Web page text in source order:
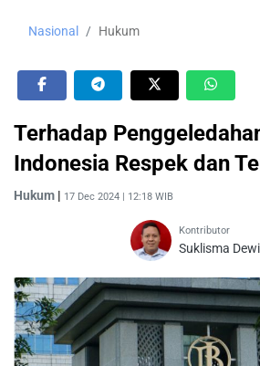
Nasional Hukum
Terhadap
Indonesia Respek dan
Hukum | 17 Dec 2024 | 12:18 WIB
Kontributor
Suklisma